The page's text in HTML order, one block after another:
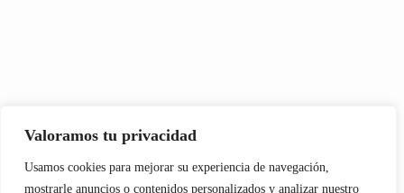
Valoramos tu privacidad
Usamos cookies para mejorar su experiencia de navegación,
mostrarle anuncios o contenidos personalizados y analizar nuestro